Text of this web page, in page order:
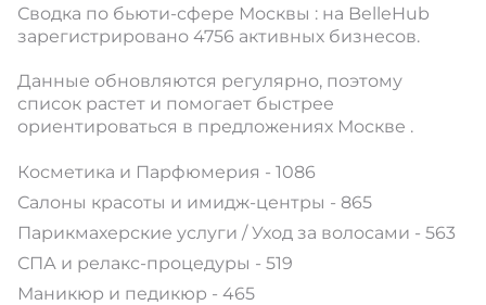
Сводка по бьюти-сфере Москвы : на BelleHub
зарегистрировано 4756 активных бизнесов.
Данные обновляются регулярно, поэтому
список растет и помогает быстрее
ориентироваться в предложениях Москве .
Косметика и Парфюмерия - 1086
Салоны красоты и имидж-центры - 865
Парикмахерские услуги / Уход за волосами - 563
СПА и релакс-процедуры - 519
Маникюр и педикюр - 465